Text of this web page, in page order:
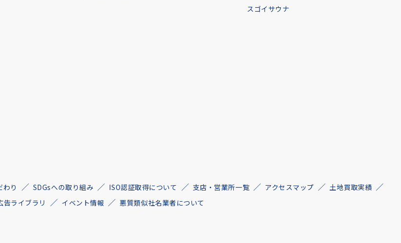
スゴイサウナ
わり SDGsへの取り組み ISO認証取得について 支店・営業所一覧 アクセスマップ
土地買取実績
告ライブラリ イベント情報 悪質類似社名業者について